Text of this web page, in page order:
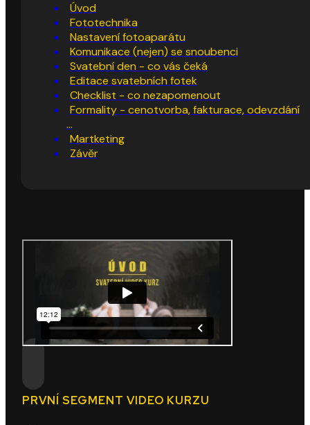
Úvod
Fototechnika
Nastavení fotoaparátu
Komunikace (nejen) se snoubenci
Svatební den - co vás čeká
Editace svatebních fotek
Checklist - co nezapomenout
Formality - cenotvorba, fakturace, odevzdání
...
Martketing
Závěr
PRVNÍ SEGMENT VIDEO KURZU